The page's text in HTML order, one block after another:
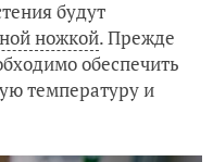
будут
ножкой. Прежде
обеспечить
температуру и